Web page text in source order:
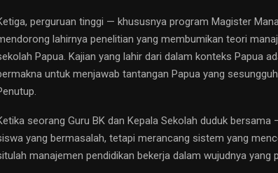
perguruan tinggi — khususnya program Magister
lahirnya penelitian yang membumikan teori
Papua. Kajian yang lahir dari dalam konteks Papua
untuk menjawab tantangan Papua yang
seorang Guru BK dan Kepala Sekolah duduk
yang bermasalah, tetapi merancang sistem yang
manajemen pendidikan bekerja dalam wujudnya yang